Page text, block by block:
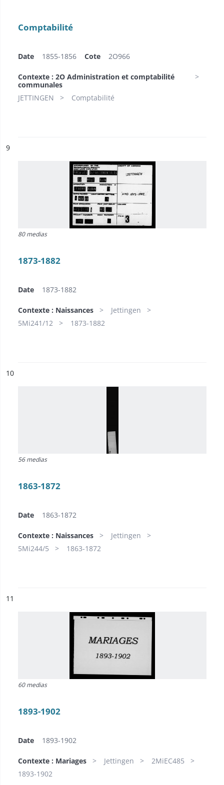
Comptabilité
Date 1855-1856 Cote 2O966
Contexte : 2O Administration et comptabilité
communales
JETTINGEN
Comptabilité
n°
9
80 medias
1873-1882
Date 1873-1882
Contexte : Naissances
Jettingen
5Mi241/12
1873-1882
n°
10
56 medias
1863-1872
Date 1863-1872
Contexte : Naissances
Jettingen
5Mi244/5
1863-1872
n°
11
60 medias
1893-1902
Date 1893-1902
Contexte : Mariages Jettingen
2MiEC485
1893-1902